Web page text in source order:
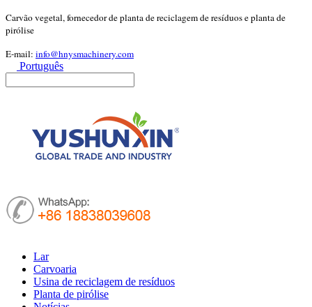
Carvão vegetal, fornecedor de planta de reciclagem de resíduos e planta de
pirólise
E-mail: info@hnysmachinery.com
Português
Lar
Carvoaria
Usina de reciclagem de resíduos
Planta de pirólise